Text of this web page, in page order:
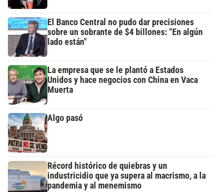
El Banco Central no pudo dar precisiones
sobre un sobrante de $4 billones: "En algún
lado están"
La empresa que se le plantó a Estados
Unidos y hace negocios con China en Vaca
Muerta
Algo pasó
Récord histórico de quiebras y un
industricidio que ya supera al macrismo, a la
pandemia y al menemismo